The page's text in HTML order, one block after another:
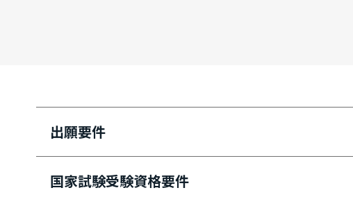
アルファで学べる6つのポイント
自宅学習
スクーリング教室
新
出願要件
国家試験受験資格要件